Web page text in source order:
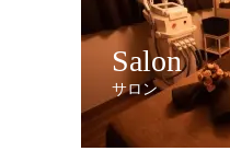
Salon
サロン